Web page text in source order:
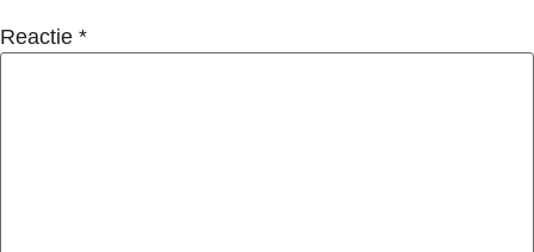
Reactie *